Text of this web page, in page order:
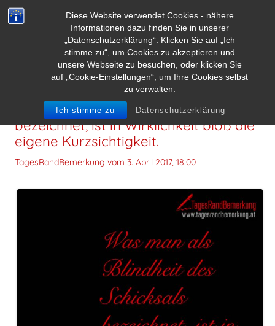
Diese Website verwendet Cookies - nähere
Informationen dazu finden Sie in unserer
„Datenschutzerklärung“. Klicken Sie auf „Ich
stimme zu“, um Cookies zu akzeptieren und
unsere Webseite zu besuchen, oder klicken Sie
auf „Cookie-Einstellungen“, um Ihre Cookies selbst
zu verwalten.
Ich stimme zu Datenschutzerklärung
Was man als Blindheit des Schicksals
bezeichnet, ist in Wirklichkeit bloß die
eigene Kurzsichtigkeit.
TagesRandBemerkung vom 3. April 2017, 18:00